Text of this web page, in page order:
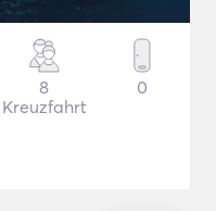
8
Kreuzfahrt
0